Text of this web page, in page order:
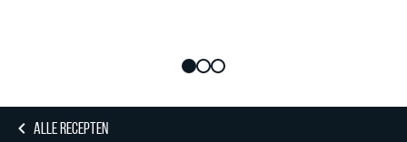
ALLE RECEPTEN